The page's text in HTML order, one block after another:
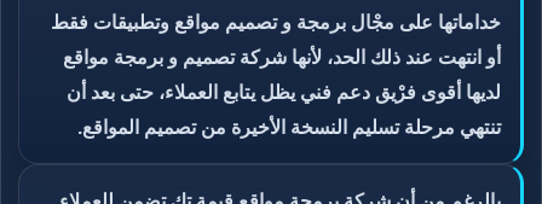
خداماتها على مجْال برمجة و تصميم مواقع وتطبيقات فقط
أو انتهت عند ذلك الحد، لأنها شركة تصميم و برمجة مواقع
لديها أقوى فرْيق دعم فني يظل يتابع العملاء، حتى بعد أن
تنتهي مرحلة تسليم النسخة الأخيرة من تصميم المواقع.